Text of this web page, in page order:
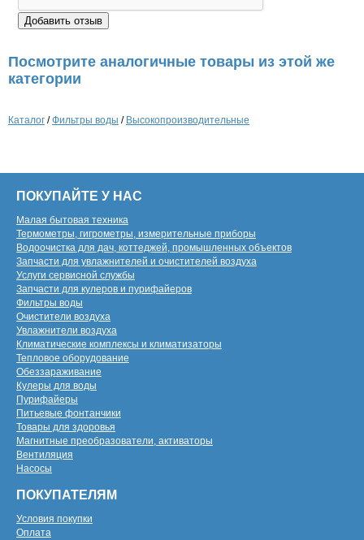
Посмотрите аналогичные товары из этой же
категории
Каталог /Фильтры воды / Высокопроизводительные
ПОКУПАЙТЕ У НАС
Малая бытовая техника
Термометры, гигрометры, измерительные приборы
Водоочистка для дач, коттеджей, промышленных объектов
Запчасти для увлажнителей и очистителей воздуха
Услуги сервисной службы
Запчасти для кулеров и пурифайеров
Фильтры воды
Очистители воздуха
Увлажнители воздуха
Климатические комплексы и климатизаторы
Тепловое оборудование
Обеззараживание
Кулеры для воды
Пурифайеры
Питьевые фонтанчики
Товары для здоровья
Магнитные преобразователи, активаторы
Вентиляция
Насосы
ПОКУПАТЕЛЯМ
Условия покупки
Оплата